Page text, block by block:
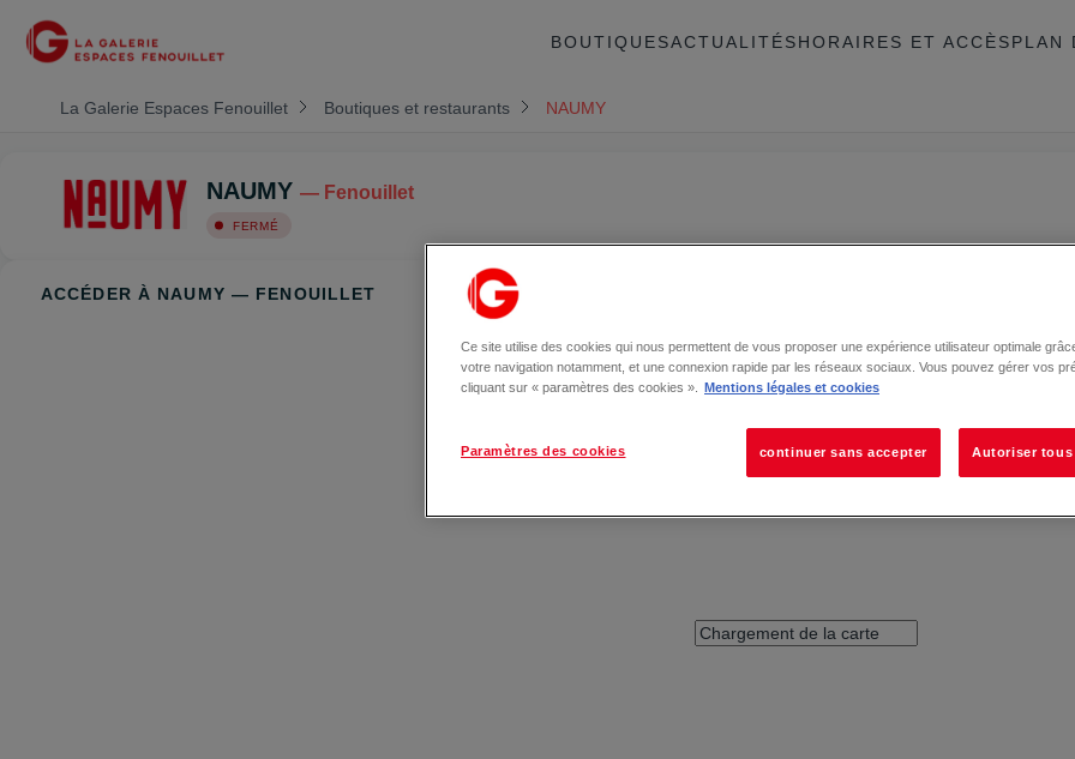
BOUTIQUESACTUALITÉSHORAIRES ET ACCÈSPLAN
La Galerie Espaces Fenouillet Boutiques et restaurants NAUMY
NAUMY — Fenouillet
FERMÉ
ACCÉDER À NAUMY — FENOUILLET
Ce site utilise des cookies qui nous permettent de vous proposer une expérience utilisateur optimale
votre navigation notamment, et une connexion rapide par les réseaux sociaux. Vous pouvez gérer vos
cliquant sur « paramètres des cookies ».
Mentions légales et cookies
Paramètres des cookies continuer sans accepter Autoriser